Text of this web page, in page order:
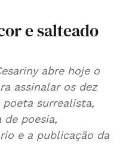
e salteado
abre hoje o
assinalar os dez
surrealista,
poesia,
e a publicação da